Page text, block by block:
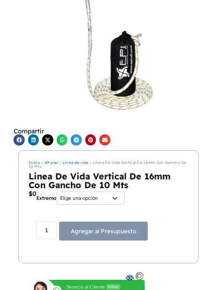
Compartir
Inicio/ Alturas/ Línea de vida / Linea De Vida Vertical De 16mm Con Gancho De
10 Mts
Linea De Vida Vertical De 16mm
Con Gancho De 10 Mts
$0
Extremo
Agregar al Presupuesto
Servicio al Cliente Online